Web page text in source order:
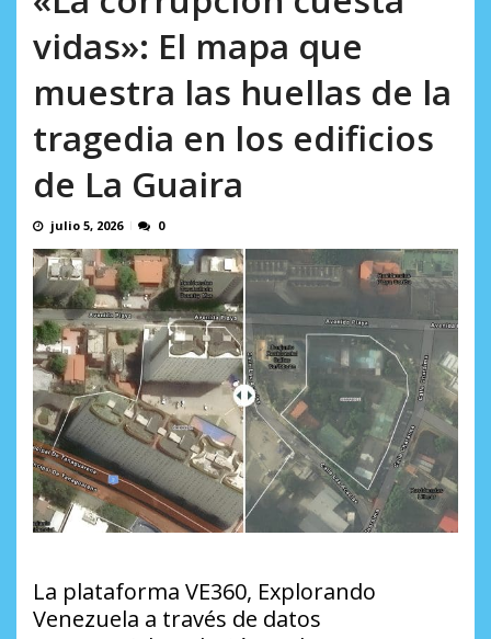
vidas»: El mapa que
muestra las huellas de la
tragedia en los edificios
de La Guaira
julio 5, 2026 0
La plataforma VE360, Explorando
Venezuela a través de datos